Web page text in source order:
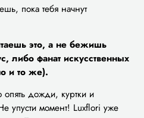
пока тебя начнут
это, а не бежишь
либо фанат искусственных
и то же).
дожди, куртки и
упусти момент! Luxflori уже